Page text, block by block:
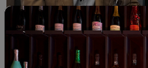
Селекция на месеца
ТОП 10 вина, които да